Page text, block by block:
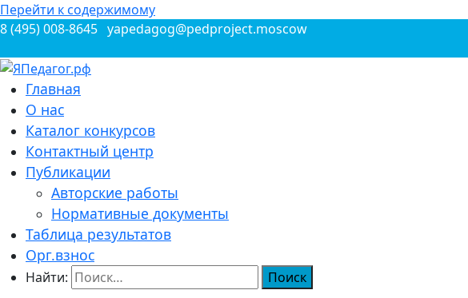
Перейти к содержимому
8 (495) 008-8645 yapedagog@pedproject.moscow
ЯПедагог.рф
Всероссийские конкурсы для педагогов
Главная
О нас
Каталог конкурсов
Контактный центр
Публикации
Авторские работы
Нормативные документы
Таблица результатов
Орг.взнос
Найти: